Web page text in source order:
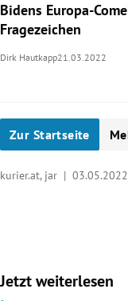
Bidens Europa-
Fragezeichen
Dirk Hautkapp21.03.2022
Zur Startseite
kurier.at, jar |
Jetzt weiterlesen